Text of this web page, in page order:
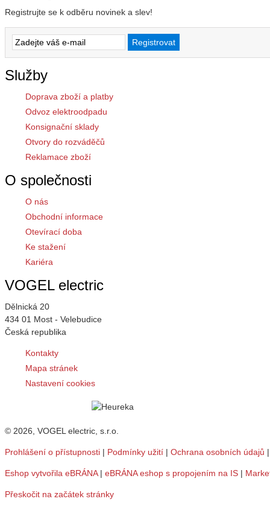
Registrujte se k odběru novinek a slev!
Služby
Doprava zboží a platby
Odvoz elektroodpadu
Konsignační sklady
Otvory do rozváděčů
Reklamace zboží
O společnosti
O nás
Obchodní informace
Otevírací doba
Ke stažení
Kariéra
VOGEL electric
Dělnická 20
434 01 Most - Velebudice
Česká republika
Kontakty
Mapa stránek
Nastavení cookies
© 2026, VOGEL electric, s.r.o.
Prohlášení o přístupnosti | Podmínky užití | Ochrana osobních údajů
Eshop vytvořila eBRÁNA| eBRÁNA eshop s propojením na IS |
Přeskočit na začátek stránky